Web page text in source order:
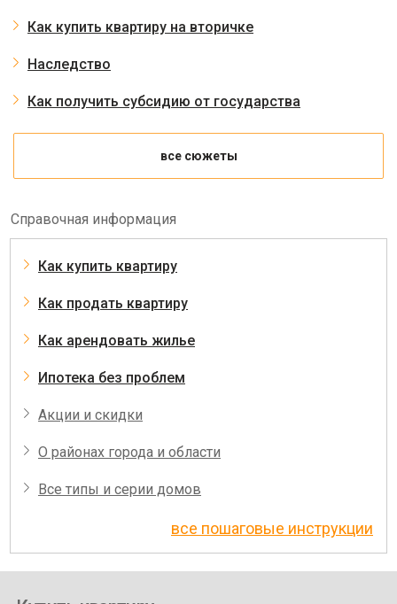
Как купить квартиру на вторичке
Наследство
Как получить субсидию от государства
все сюжеты
Справочная информация
Как купить квартиру
Как продать квартиру
Как арендовать жилье
Ипотека без проблем
Акции и скидки
О районах города и области
Все типы и серии домов
все пошаговые инструкции